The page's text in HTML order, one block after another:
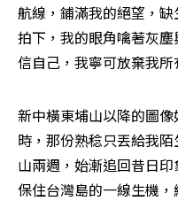
航線，鋪滿我的絕望，
拍下，我的眼角噙著灰
信自己，我寧可放棄我所
新中橫東埔山以降的圖
時，那份熟稔只丟給我
山兩週，始漸追回昔日
保住台灣島的一線生機